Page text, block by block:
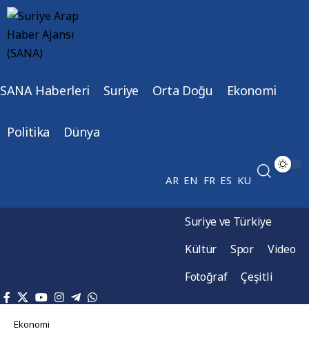
SANA Haberleri Suriye Orta Doğu Ekonomi
Politika Dünya
AR EN FR ES KU
Suriye ve Türkiye
Kültür
Spor
Video
Fotoğraf
Çeşitli
Ekonomi